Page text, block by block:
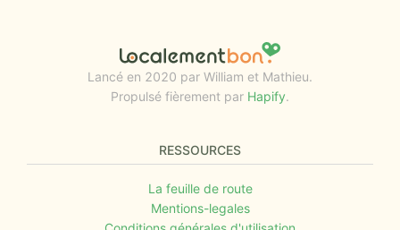
Lancé en 2020 par William et Mathieu.
Propulsé fièrement par Hapify.
RESSOURCES
La feuille de route
Mentions-legales